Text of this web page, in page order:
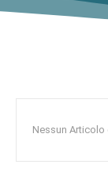
Nessun Articolo